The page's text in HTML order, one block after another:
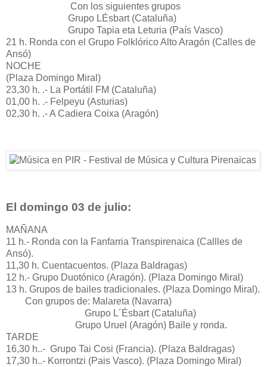
Con los siguientes grupos
Grupo LÉsbart (Cataluña)
Grupo Tapia eta Leturia (País Vasco)
21 h. Ronda con el Grupo Folklórico Alto Aragón (Calles de
Ansó)
NOCHE
(Plaza Domingo Miral)
23,30 h. .- La Portátil FM (Cataluña)
01,00 h. .- Felpeyu (Asturias)
02,30 h. .- A Cadiera Coixa (Aragón)
El domingo 03 de julio:
MAÑANA
11 h.- Ronda con la Fanfarria Transpirenaica (Callles de
Ansó).
11,30 h. Cuentacuentos. (Plaza Baldragas)
12 h.- Grupo Duotónico (Aragón). (Plaza Domingo Miral)
13 h. Grupos de bailes tradicionales. (Plaza Domingo Miral).
Con grupos de: Malareta (Navarra)
Grupo L´Ésbart (Cataluña)
Grupo Uruel (Aragón) Baile y ronda.
TARDE
16,30 h..- Grupo Tai Cosi (Francia). (Plaza Baldragas)
17,30 h..- Korrontzi (Pais Vasco). (Plaza Domingo Miral)